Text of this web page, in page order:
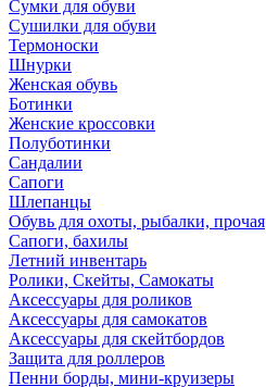
Сумки для обуви
Сушилки для обуви
Термоноски
Шнурки
Женская обувь
Ботинки
Женские кроссовки
Полуботинки
Сандалии
Сапоги
Шлепанцы
Обувь для охоты, рыбалки, прочая
Сапоги, бахилы
Летний инвентарь
Ролики, Скейты, Самокаты
Аксессуары для роликов
Аксессуары для самокатов
Аксессуары для скейтбордов
Защита для роллеров
Пенни борды, мини-круизеры